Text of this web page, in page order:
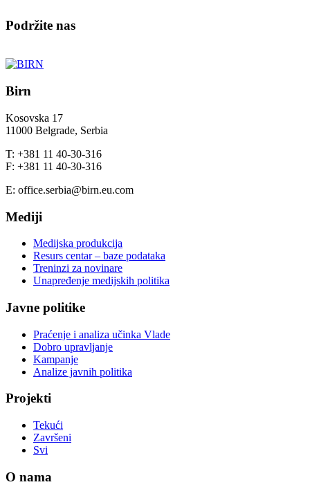
Podržite nas
Birn
Kosovska 17
11000 Belgrade, Serbia
T: +381 11 40-30-316
F: +381 11 40-30-316
E: office.serbia@birn.eu.com
Mediji
Medijska produkcija
Resurs centar – baze podataka
Treninzi za novinare
Unapređenje medijskih politika
Javne politike
Praćenje i analiza učinka Vlade
Dobro upravljanje
Kampanje
Analize javnih politika
Projekti
Tekući
Završeni
Svi
O nama